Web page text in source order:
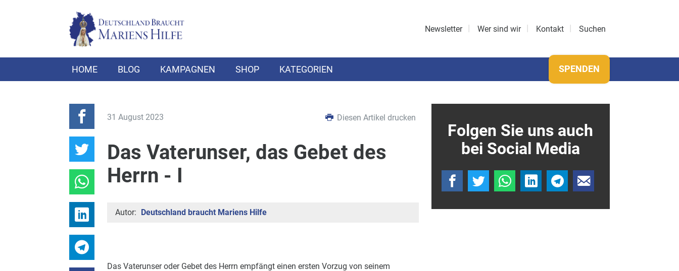
Newsletter Wer sind wir Kontakt Suchen
HOME BLOG KAMPAGNEN SHOP KATEGORIEN SPENDEN
31 August 2023 Diesen Artikel drucken
Das Vaterunser, das Gebet des
Herrn - I
Autor: Deutschland braucht Mariens Hilfe
Das Vaterunser oder Gebet des Herrn empfängt einen ersten Vorzug von seinem
Folgen Sie uns auch
bei Social Media